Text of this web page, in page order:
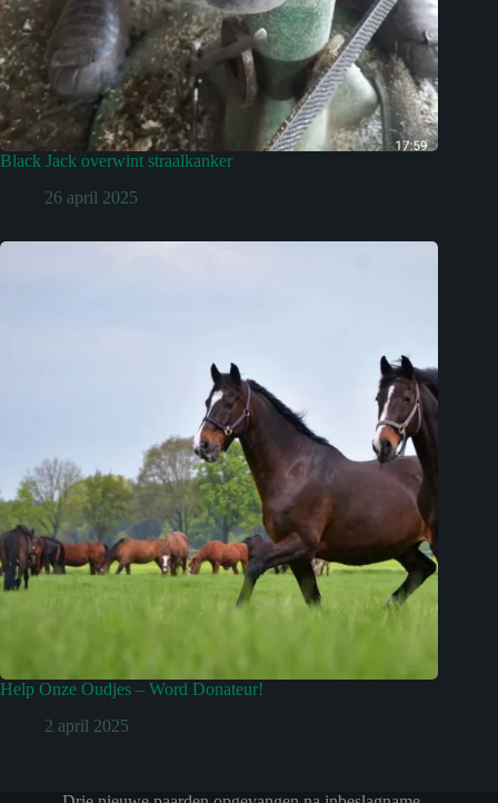
Black Jack overwint straalkanker
26 april 2025
Help Onze Oudjes – Word Donateur!
2 april 2025